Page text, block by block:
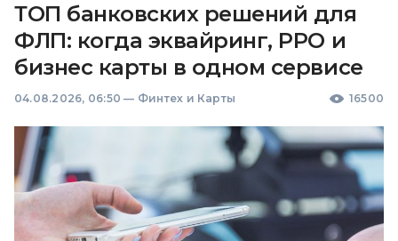
ТОП банковских решений для
ФЛП: когда эквайринг, РРО и
бизнес карты в одном сервисе
04.08.2026, 06:50 — Финтех и Карты 16500